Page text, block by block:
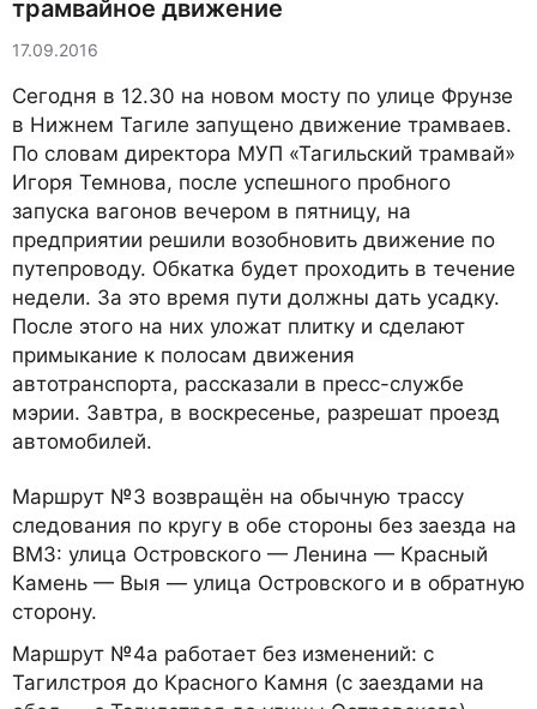
трамвайное движение
17.09.2016
Сегодня в 12.30 на новом мосту по улице Фрунзе
в Нижнем Тагиле запущено движение трамваев.
По словам директора МУП «Тагильский трамвай»
Игоря Темнова, после успешного пробного
запуска вагонов вечером в пятницу, на
предприятии решили возобновить движение по
путепроводу. Обкатка будет проходить в течение
недели. За это время пути должны дать усадку.
После этого на них уложат плитку и сделают
примыкание к полосам движения
автотранспорта, рассказали в пресс-службе
мэрии. Завтра, в воскресенье, разрешат проезд
автомобилей.
Маршрут №3 возвращён на обычную трассу
следования по кругу в обе стороны без заезда на
ВМЗ: улица Островского — Ленина — Красный
Камень — Выя — улица Островского и в обратную
сторону.
Маршрут №4а работает без изменений: с
Тагилстроя до Красного Камня (с заездами на